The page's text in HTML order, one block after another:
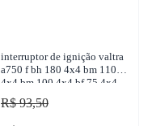
interruptor de ignição valtra
a750 f bh 180 4x4 bm 110
4x4 bm 100 4x4 bf 75 4x4
1999-2017 marzu - a117
R$ 93,50